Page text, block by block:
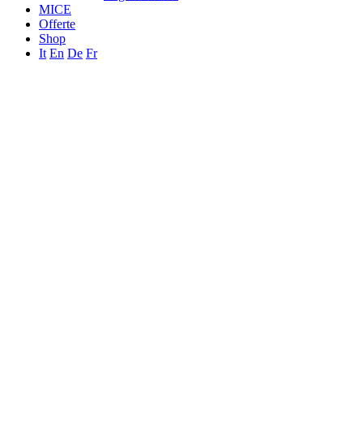
MICE
Offerte
Shop
It En De Fr